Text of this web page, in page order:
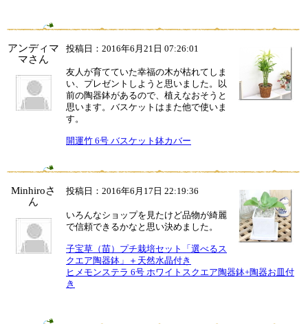
アンディマ
マさん
投稿日：2016年6月21日 07:26:01
友人が育てていた幸福の木が枯れてしま
い、プレゼントしようと思いました。以
前の陶器鉢があるので、植えなおそうと
思います。バスケットはまた他で使いま
す。
開運竹 6号 バスケット鉢カバー
Minhiroさ
ん
投稿日：2016年6月17日 22:19:36
いろんなショップを見たけど品物が綺麗
で信頼できるかなと思い決めました。
子宝草（苗）プチ栽培セット「選べるス
クエア陶器鉢」＋天然水晶付き
ヒメモンステラ 6号 ホワイトスクエア陶器鉢+陶器お皿付
き